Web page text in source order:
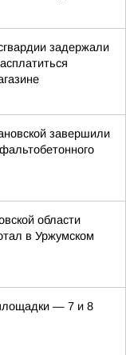
задержали
завершили
области
в Уржумском
— 7 и 8